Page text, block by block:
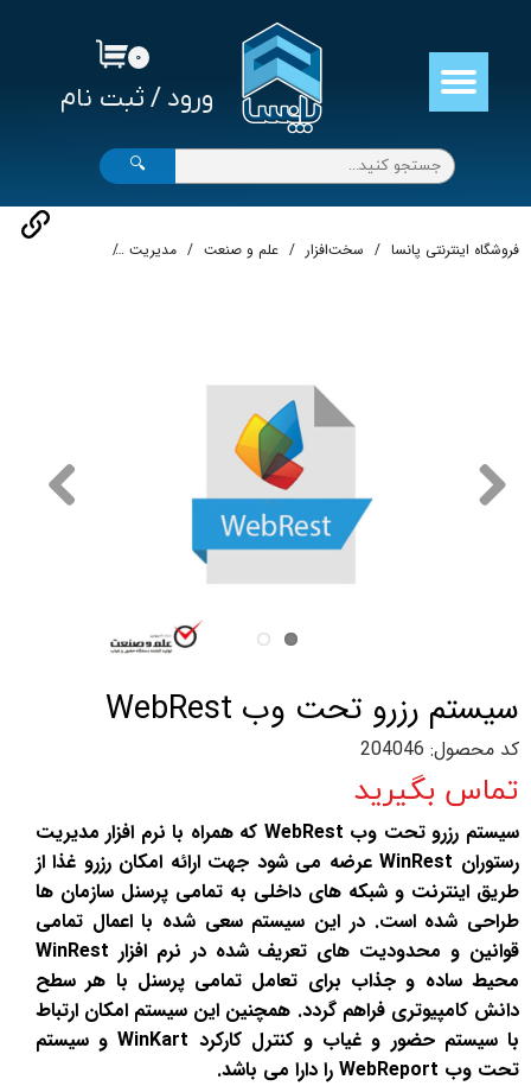
ورود / ثبت نام
حساب کاربری من
تغییر گذر واژه
سفارشات
خروج از حساب کاربری
۰
🔍
فروشگاه اینترنتی پانسا سخت‌افزار علم و صنعت مدیریت
سیستم رزرو تحت وب WebRest
کد محصول: 204046
تماس بگیرید
سیستم رزرو تحت وب WebRest که همراه با نرم افزار مدیریت
رستوران WinRest عرضه می شود جهت ارائه امکان رزرو غذا از
طریق اینترنت و شبکه های داخلی به تمامی پرسنل سازمان ها
طراحی شده است. در این سیستم سعی شده با اعمال تمامی
قوانین و محدودیت های تعریف شده در نرم افزار WinRest
محیط ساده و جذاب برای تعامل تمامی پرسنل با هر سطح
دانش کامپیوتری فراهم گردد. همچنین این سیستم امکان ارتباط
با سیستم حضور و غیاب و کنترل کارکرد WinKart و سیستم
تحت وب WebReport را دارا می باشد.